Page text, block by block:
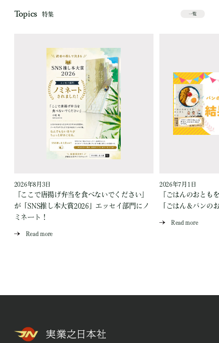
Topics 特集 一覧
2026年8月3日
『ここで唐揚げ弁当を食べないでください』
が「SNS推し本大賞2026」エッセイ部門にノ
ミネート！
Read more
2026年7月1日
『ごはんのおとも
「ごはん＆パンの
Read more